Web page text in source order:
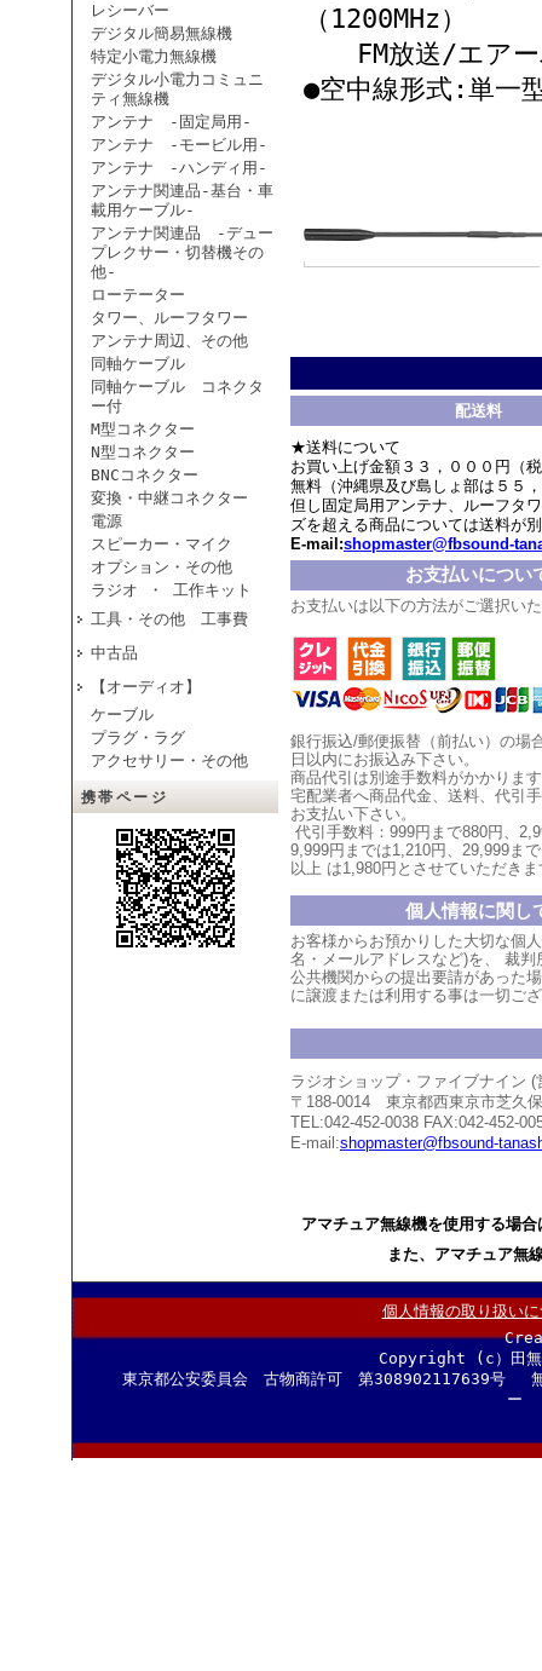
レシーバー
デジタル簡易無線機
特定小電力無線機
デジタル小電力コミュニ
ティ無線機
アンテナ -固定局用-
アンテナ -モービル用-
アンテナ -ハンディ用-
アンテナ関連品-基台・車
載用ケーブル-
アンテナ関連品 -デュー
プレクサー・切替機その
他-
ローテーター
タワー、ルーフタワー
アンテナ周辺、その他
同軸ケーブル
同軸ケーブル コネクタ
ー付
M型コネクター
N型コネクター
BNCコネクター
変換・中継コネクター
電源
スピーカー・マイク
オプション・その他
ラジオ ・ 工作キット
工具・その他 工事費
中古品
【オーディオ】
ケーブル
プラグ・ラグ
アクセサリー・その他
携帯ページ
（1200MHz）
FM放送/エアー
●空中線形式:単一
配送料
★送料について
お買い上げ金額３３，０００円（
無料（沖縄県及び島しょ部は５５
但し固定局用アンテナ、ルーフタ
ズを超える商品については送料が
E-mail:shopmaster@fbsound-
お支払いについ
お支払いは以下の方法がご選択い
銀行振込/郵便振替（前払い）の場
日以内にお振込み下さい。
商品代引は別途手数料がかかりま
宅配業者へ商品代金、送料、代引
お支払い下さい。
代引手数料：999円まで880円、
9,999円までは1,210円、 29,999まで
以上 は1,980円とさせていただき
個人情報に関し
お客様からお預かりした大切な個
名・メールアドレスなど)を、 裁判
公共機関からの提出要請があった
に譲渡または利用する事は一切ご
ラジオショップ・ファイブナイン
〒188-0014 東京都西東京市芝久
TEL:042-452-0038 FAX:042-452-
E-mail:shopmaster@fbsound-
アマチュア無線機を使用する場
また、アマチュア無
個人情報の取り扱い
Copyright (c）田
東京都公安委員会 古物商許可 第308902117639号